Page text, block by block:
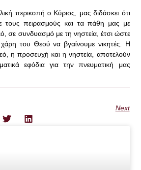
περικοπή ο Κύριος, μας διδάσκει ότι
τους πειρασμούς και τα πάθη μας με
σε συνδυασμό με τη νηστεία, έτσι ώστε
του Θεού να βγαίνουμε νικητές. Η
η προσευχή και η νηστεία, αποτελούν
εφόδια για την πνευματική μας
Next